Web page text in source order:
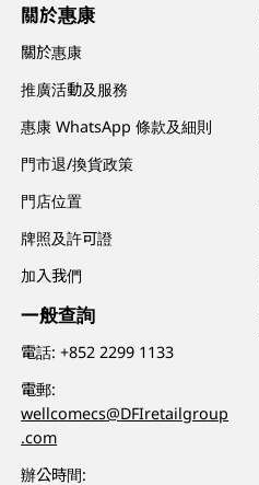
關於惠康
關於惠康
推廣活動及服務
惠康 WhatsApp 條款及細則
門市退/換貨政策
門店位置
牌照及許可證
加入我們
一般查詢
電話:+852 2299 1133
電郵:
wellcomecs@DFIretailgroup
.com
辦公時間: